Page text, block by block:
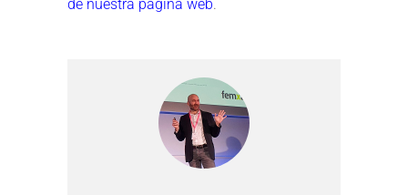
de nuestra página web.